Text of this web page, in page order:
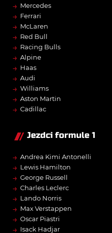
→ Mercedes
→ Ferrari
→ McLaren
→ Red Bull
→ Racing Bulls
→ Alpine
→ Haas
→ Audi
→ Williams
→ Aston Martin
→ Cadillac
Jezdci formule 1
→ Andrea Kimi Antonelli
→ Lewis Hamilton
→ George Russell
→ Charles Leclerc
→ Lando Norris
→ Max Verstappen
→ Oscar Piastri
→ Isack Hadjar